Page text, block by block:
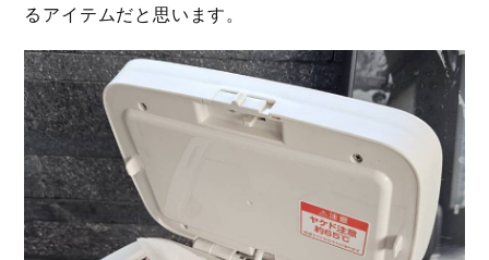
るアイテムだと思います。